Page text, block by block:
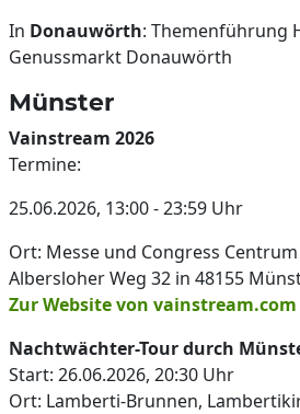
In Donauwörth: Themenführung
Genussmarkt Donauwörth
Münster
Vainstream 2026
Termine:
25.06.2026, 13:00 - 23:59 Uhr
Ort: Messe und Congress
Albersloher Weg 32 in 48155
Zur Website von vainstream.com
Nachtwächter-Tour durch
Start: 26.06.2026, 20:30 Uhr
Ort: Lamberti-Brunnen,